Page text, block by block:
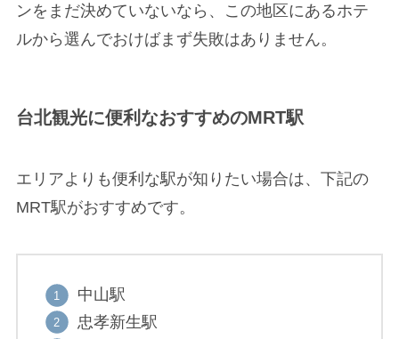
ンをまだ決めていないなら、この地区にあるホテ
ルから選んでおけばまず失敗はありません。
台北観光に便利なおすすめのMRT駅
エリアよりも便利な駅が知りたい場合は、下記の
MRT駅がおすすめです。
中山駅
忠孝新生駅